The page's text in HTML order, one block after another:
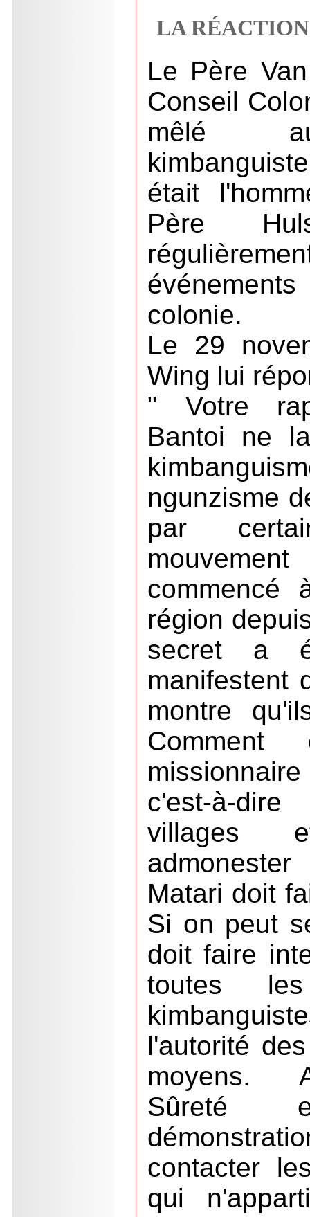
LA
Le Père
Conseil
mêlé
était
Père
colonie.
Le 29
Wing lui
" Votre
Bantoi ne
ngunzisme
par
commencé
région
secret a
manifestent
montre
Comment
c'est-à-
villages
Matari doit
Si on peut
doit faire
toutes
l'autorité
moyens.
Sûreté
contacter
qui